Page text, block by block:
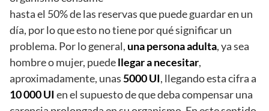
hasta el 50% de las reservas que puede guardar en un
día, por lo que esto no tiene por qué significar un
problema. Por lo general, una persona adulta, ya sea
hombre o mujer, puedellegar a necesitar,
aproximadamente, unas5000 UI, llegando esta cifra a
10 000 UI en el supuesto de que deba compensar una